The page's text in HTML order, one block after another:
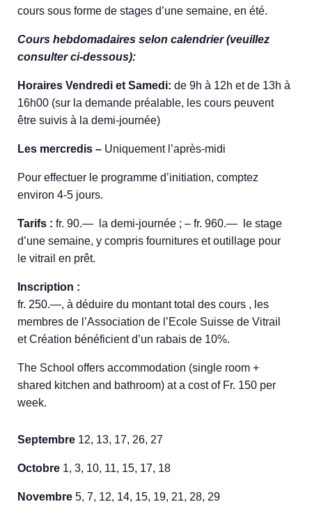
cours sous forme de stages d’une semaine, en été.
Cours hebdomadaires selon calendrier (veuillez
consulter ci-dessous):
Horaires Vendredi et Samedi: de 9h à 12h et de 13h à
16h00 (sur la demande préalable, les cours peuvent
être suivis à la demi-journée)
Les mercredis – Uniquement l’après-midi
Pour effectuer le programme d’initiation, comptez
environ 4-5 jours.
Tarifs : fr. 90.— la demi-journée ; – fr. 960.— le stage
d’une semaine, y compris fournitures et outillage pour
le vitrail en prêt.
Inscription :
fr. 250.—, à déduire du montant total des cours , les
membres de l’Association de l’Ecole Suisse de Vitrail
et Création bénéficient d’un rabais de 10%.
The School offers accommodation (single room +
shared kitchen and bathroom) at a cost of Fr. 150 per
week.
Septembre 12, 13, 17, 26, 27
Octobre 1, 3, 10, 11, 15, 17, 18
Novembre 5, 7, 12, 14, 15, 19, 21, 28, 29